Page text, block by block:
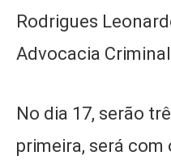
Rodrigues
Advocacia
No dia 17, serão
primeira, será